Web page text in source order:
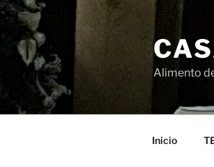
Saltar
contenido
Alimento
Inicio